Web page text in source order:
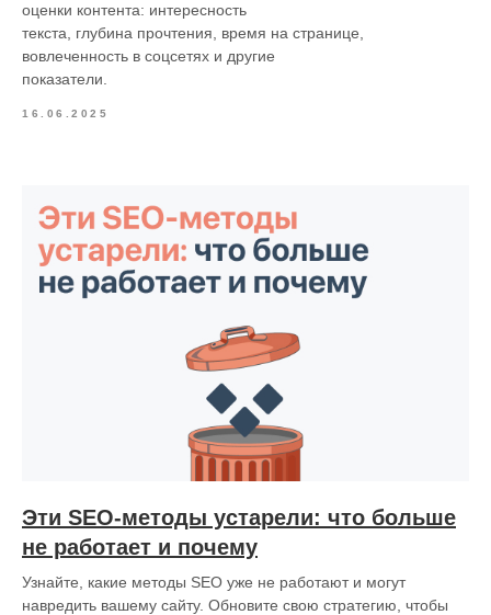
оценки контента: интересность
текста, глубина прочтения, время на странице,
вовлеченность в соцсетях и другие
показатели.
16.06.2025
Эти SEO-методы устарели: что больше
не работает и почему
Узнайте, какие методы SEO уже не работают и могут
навредить вашему сайту. Обновите свою стратегию, чтобы